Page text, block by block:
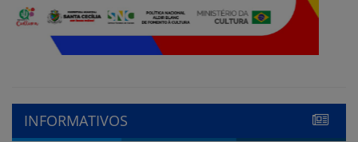
INFORMATIVOS
o edital do processo de
escolha do Conselho tutelar